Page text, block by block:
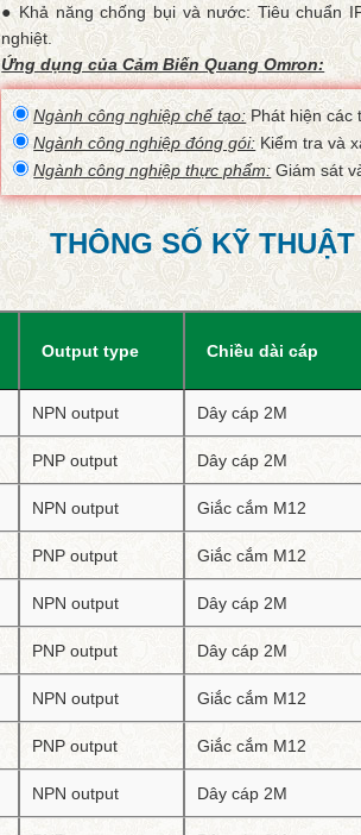
● Khả năng chống bụi và nước: Tiêu chuẩn
nghiệt.
Ứng dụng của Cảm Biến Quang Omron:
Ngành công nghiệp chế tạo:Phát hiện các
Ngành công nghiệp đóng gói:Kiểm tra và
Ngành công nghiệp thực phẩm: Giám sát
THÔNG SỐ KỸ
Output type Chiều dài cáp
NPN output Dây cáp 2M
PNP output Dây cáp 2M
NPN output Giắc cắm M12
PNP output Giắc cắm M12
NPN output Dây cáp 2M
PNP output Dây cáp 2M
NPN output Giắc cắm M12
PNP output Giắc cắm M12
NPN output Dây cáp 2M